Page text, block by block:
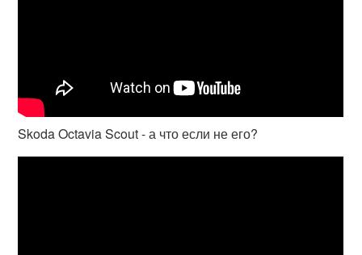
Skoda Octavia Scout - а что если не его?